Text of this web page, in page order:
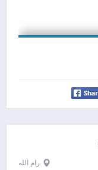
رام الله